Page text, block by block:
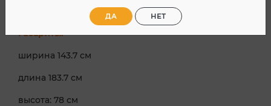
спального места 140х180 см.
Габариты:
ширина 143.7 см
длина 183.7 см
высота: 78 см
ДА НЕТ